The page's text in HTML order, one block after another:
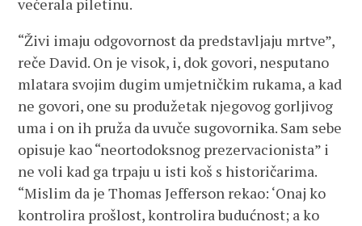
večerala piletinu.
“Živi imaju odgovornost da predstavljaju mrtve”,
reče David. On je visok, i, dok govori, nesputano
mlatara svojim dugim umjetničkim rukama, a kad
ne govori, one su produžetak njegovog gorljivog
uma i on ih pruža da uvuče sugovornika. Sam sebe
opisuje kao “neortodoksnog prezervacionista” i
ne voli kad ga trpaju u isti koš s historičarima.
“Mislim da je Thomas Jefferson rekao: ‘Onaj ko
kontrolira prošlost, kontrolira budućnost; a ko